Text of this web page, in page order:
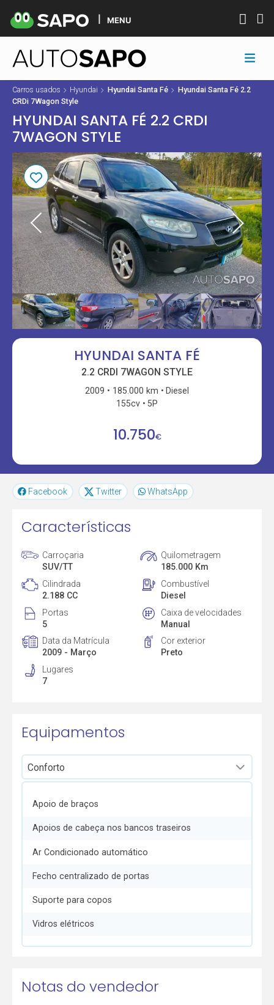
MENU
Carros usados Hyundai Hyundai Santa Fé
Hyundai Santa Fé 2.2
CRDi 7Wagon Style
HYUNDAI SANTA FÉ 2.2 CRDI
7WAGON STYLE
HYUNDAI SANTA FÉ
2.2 CRDI 7WAGON STYLE
2009 185.000 km
Diesel
155cv
5P
10.750€
Facebook Twitter WhatsApp
Características
Carroçaria
SUV/TT
Quilometragem
185.000 Km
Cilindrada
2.188 CC
Combustível
Diesel
Portas
5
Caixa de velocidades
Manual
Data da Matrícula
2009 - Março
Cor exterior
Preto
Lugares
7
Equipamentos
Apoio de braços
Apoios de cabeça nos bancos traseiros
Ar Condicionado automático
Fecho centralizado de portas
Suporte para copos
Vidros elétricos
Notas do vendedor